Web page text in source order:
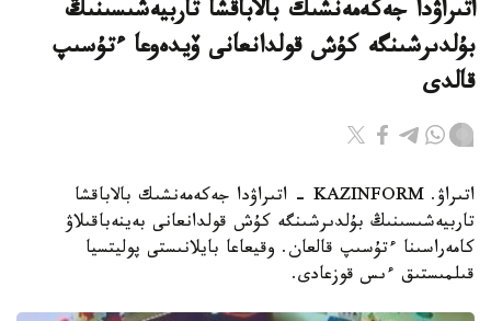
اتىراۋدا جەكەمەنشىك بالاباقشا تاربيەشىسىنىڭ
بۇلدىرشىنگە كۇش قولدانعانى ۆيدەوعا ءتۇسىپ
قالدى
اتىراۋ. KAZINFORM - اتىراۋدا جەكەمەنشىك بالاباقشا
تاربيەشىسىنىڭ بۇلدىرشىنگە كۇش قولدانعانى بەينەباقىلاۋ
كامەراسىنا ءتۇسىپ قالعان. وقيعاعا بايلانىستى پوليتسيا
قىلمىستىق ءىس قوزعادى.